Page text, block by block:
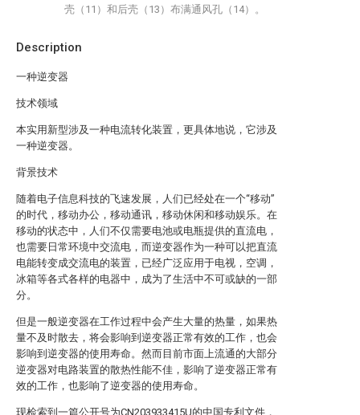
Description
一种逆变器
技术领域
本实用新型涉及一种电流转化装置，更具体地说，它涉及
一种逆变器。
背景技术
随着电子信息科技的飞速发展，人们已经处在一个“移动”
的时代，移动办公，移动通讯，移动休闲和移动娱乐。在
移动的状态中，人们不仅需要电池或电瓶提供的直流电，
也需要日常环境中交流电，而逆变器作为一种可以把直流
电能转变成交流电的装置，已经广泛应用于电视，空调，
冰箱等各式各样的电器中，成为了生活中不可或缺的一部
分。
但是一般逆变器在工作过程中会产生大量的热量，如果热
量不及时散去，将会影响到逆变器正常有效的工作，也会
影响到逆变器的使用寿命。然而目前市面上流通的大部分
逆变器对电路装置的散热性能不佳，影响了逆变器正常有
效的工作，也影响了逆变器的使用寿命。
现检索到一篇公开号为CN203933415U的中国专利文件，
壳（11）和后壳（13）布满通风孔（14）。